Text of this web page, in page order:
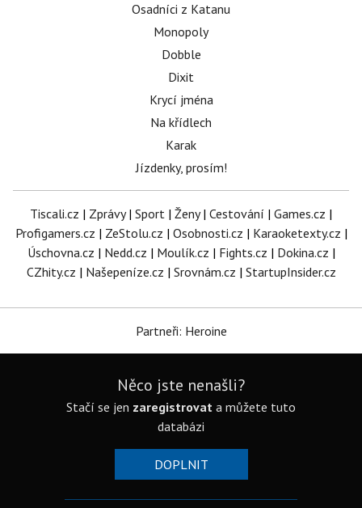
Osadníci z Katanu
Monopoly
Dobble
Dixit
Krycí jména
Na křídlech
Karak
Jízdenky, prosím!
Tiscali.cz | Zprávy| Sport | Ženy| Cestování | Games.cz |
Profigamers.cz | ZeStolu.cz | Osobnosti.cz | Karaoketexty.cz |
Úschovna.cz | Nedd.cz | Moulík.cz | Fights.cz | Dokina.cz |
CZhity.cz | Našepeníze.cz | Srovnám.cz | StartupInsider.cz
Partneři: Heroine
Něco jste nenašli?
Stačí se jen zaregistrovat a můžete tuto
databázi
DOPLNIT